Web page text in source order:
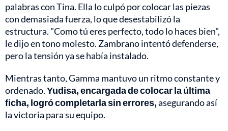
palabras con Tina. Ella lo culpó por colocar las piezas
con demasiada fuerza, lo que desestabilizó la
estructura. "Como tú eres perfecto, todo lo haces bien",
le dijo en tono molesto. Zambrano intentó defenderse,
pero la tensión ya se había instalado.
Mientras tanto, Gamma mantuvo un ritmo constante y
ordenado.Yudisa, encargada de colocar la última
ficha, logró completarla sin errores,asegurando así
la victoria para su equipo.